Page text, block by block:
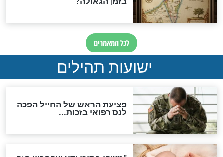
להמתקת הדינים וביטול
גזרות
סגולת ע"ב שמות הקודש